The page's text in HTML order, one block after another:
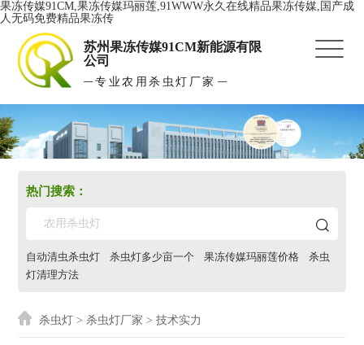
果冻传媒91CM,果冻传媒玛丽莲,91WWW永久在线精品果冻传媒,国产成
人无码免费精品果冻传
苏州果冻传媒91CM新能源有限
公司
专业农用杀虫灯厂家
热门搜索：
自动清虫杀虫灯 杀虫灯多少亩一个 果冻传媒玛丽莲价格
杀虫
灯清理方法
杀虫灯 >杀虫灯厂家 > 技术实力